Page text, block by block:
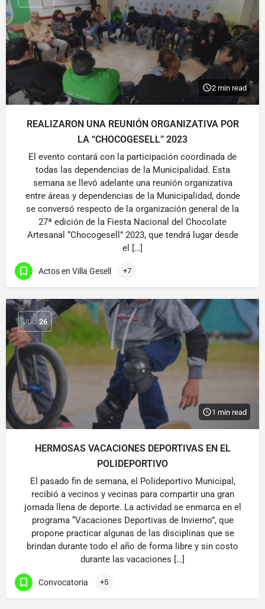
2 min read
REALIZARON UNA REUNIÓN ORGANIZATIVA POR
LA “CHOCOGESELL” 2023
El evento contará con la participación coordinada de
todas las dependencias de la Municipalidad. Esta
semana se llevó adelante una reunión organizativa
entre áreas y dependencias de la Municipalidad, donde
se conversó respecto de la organización general de la
27ª edición de la Fiesta Nacional del Chocolate
Artesanal “Chocogesell” 2023, que tendrá lugar desde
el […]
Actos en Villa Gesell +7
JUL 26
1 min read
HERMOSAS VACACIONES DEPORTIVAS EN EL
POLIDEPORTIVO
El pasado fin de semana, el Polideportivo Municipal,
recibió a vecinos y vecinas para compartir una gran
jornada llena de deporte. La actividad se enmarca en el
programa “Vacaciones Deportivas de Invierno”, que
propone practicar algunas de las disciplinas que se
brindan durante todo el año de forma libre y sin costo
durante las vacaciones […]
Convocatoria +5